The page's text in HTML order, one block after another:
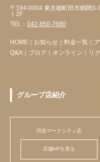
〒194-0004 東京都町田市鶴間3-
ト2F
TEL： 042-850-7680
HOME ｜ お知らせ ｜ 料金一覧 ｜
Q&A ｜ ブログ ｜ オンライン ｜ リ
グループ店紹介
渋谷マークシティ店
店舗HPを見る